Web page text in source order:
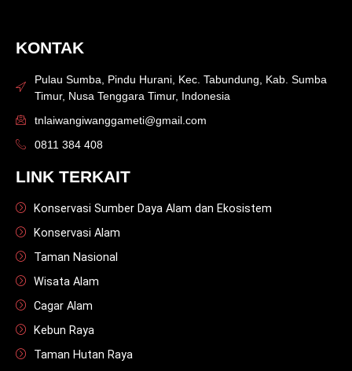
KONTAK
Pulau Sumba, Pindu Hurani, Kec. Tabundung, Kab. Sumba
Timur, Nusa Tenggara Timur, Indonesia
tnlaiwangiwanggameti@gmail.com
0811 384 408
LINK TERKAIT
Konservasi Sumber Daya Alam dan Ekosistem
Konservasi Alam
Taman Nasional
Wisata Alam
Cagar Alam
Kebun Raya
Taman Hutan Raya